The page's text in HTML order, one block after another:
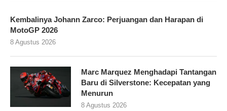
Kembalinya Johann Zarco: Perjuangan dan Harapan di
MotoGP 2026
8 Agustus 2026
Marc Marquez Menghadapi Tantangan
Baru di Silverstone: Kecepatan yang
Menurun
8 Agustus 2026